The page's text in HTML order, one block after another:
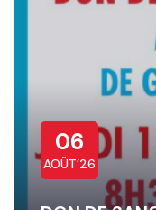
06
AOÛT’26